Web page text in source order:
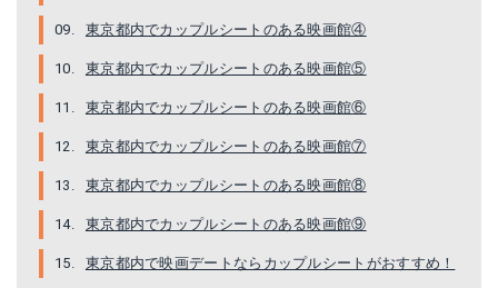
東京都内でカップルシートのある映画館④
東京都内でカップルシートのある映画館⑤
東京都内でカップルシートのある映画館⑥
東京都内でカップルシートのある映画館⑦
東京都内でカップルシートのある映画館⑧
東京都内でカップルシートのある映画館⑨
東京都内で映画デートならカップルシートがおすすめ！